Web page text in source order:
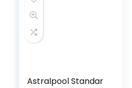
Astralpool Standar